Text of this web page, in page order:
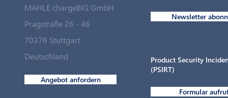
Ladepunkte für den Fuhrpark in
Rekordzeit
MAHLE chargeBIG GmbH
Pragstraße 26 - 46
70376 Stuttgart
Deutschland
Angebot anfordern
Newsletter
Product Security
(PSIRT)
Formular